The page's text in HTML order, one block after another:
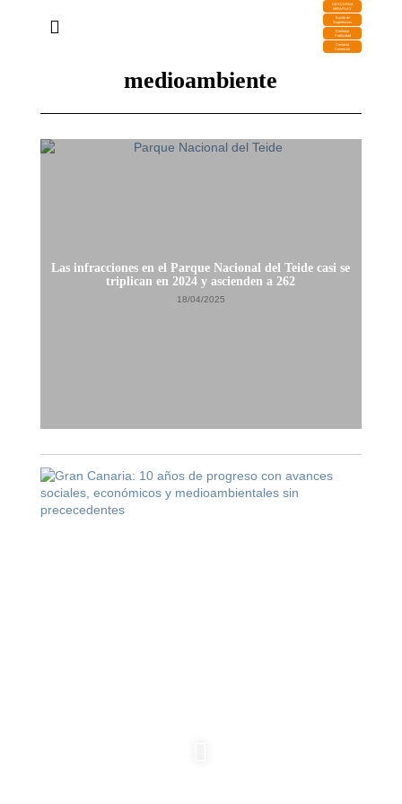
DESCARGA
MIRAPLAY
Buzón de
Sugerencias
Contratar
Publicidad
Contacto
Comercial
medioambiente
Las infracciones en el Parque Nacional del Teide casi se
triplican en 2024 y ascienden a 262
18/04/2025